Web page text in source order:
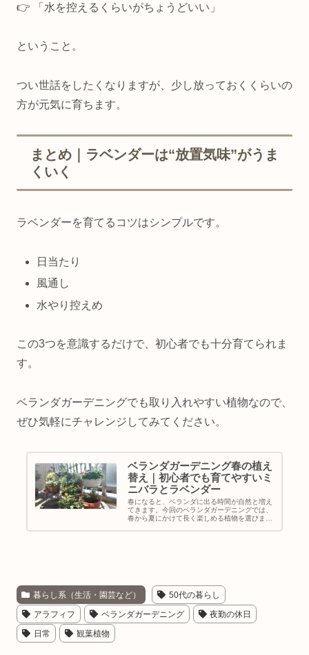
👉 「水を控えるくらいがちょうどいい」
ということ。
つい世話をしたくなりますが、少し放っておくくらいの
方が元気に育ちます。
まとめ｜ラベンダーは“放置気味”がうま
くいく
ラベンダーを育てるコツはシンプルです。
日当たり
風通し
水やり控えめ
この3つを意識するだけで、初心者でも十分育てられま
す。
ベランダガーデニングでも取り入れやすい植物なので、
ぜひ気軽にチャレンジしてみてください。
ベランダガーデニング春の植え
替え｜初心者でも育てやすいミ
ニバラとラベンダー
春になると、ベランダに出る時間が自然と増え
てきます。今回のベランダガーデニングでは、
春から夏にかけて長く楽しめる植物を選びまし
暮らし系（生活・園芸など） 50代の暮らし
アラフィフ ベランダガーデニング
夜勤の休日
日常
観葉植物